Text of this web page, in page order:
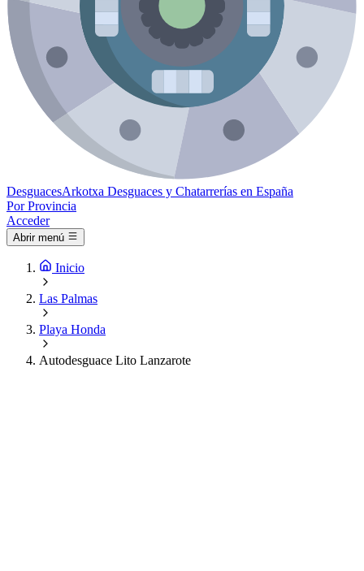
DesguacesArkotxa Desguaces y Chatarrerías en España
Por Provincia
Acceder
Abrir menú
Inicio
Las Palmas
Playa Honda
Autodesguace Lito Lanzarote